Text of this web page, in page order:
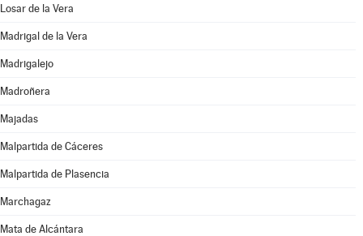
Losar de la Vera
Madrigal de la Vera
Madrigalejo
Madroñera
Majadas
Malpartida de Cáceres
Malpartida de Plasencia
Marchagaz
Mata de Alcántara